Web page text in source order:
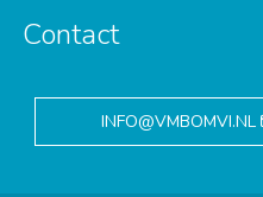
Contact
INFO@VMBOMVI.NL